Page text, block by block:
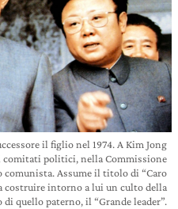
il figlio nel 1974. A Kim Jong
politici, nella Commissione
Assume il titolo di “Caro
costruire intorno a lui un culto della
quello paterno, il “Grande leader”.